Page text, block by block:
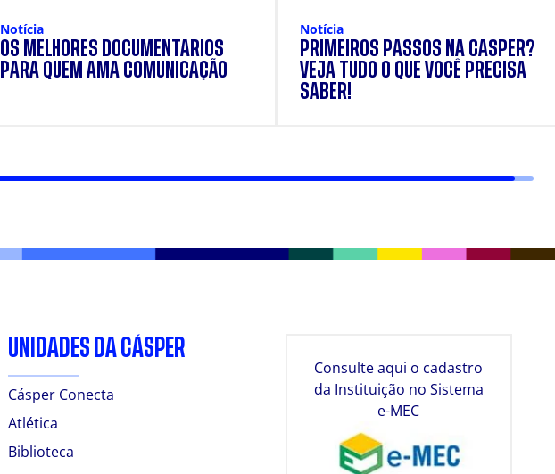
Notícia
OS MELHORES DOCUMENTÁRIOS
PARA QUEM AMA COMUNICAÇÃO
Notícia
PRIMEIROS PASSOS NA CÁSPER?
VEJA TUDO O QUE VOCÊ PRECISA
SABER!
UNIDADES DA CÁSPER
Cásper Conecta
Atlética
Biblioteca
Consulte aqui o cadastro
da Instituição no Sistema
e-MEC